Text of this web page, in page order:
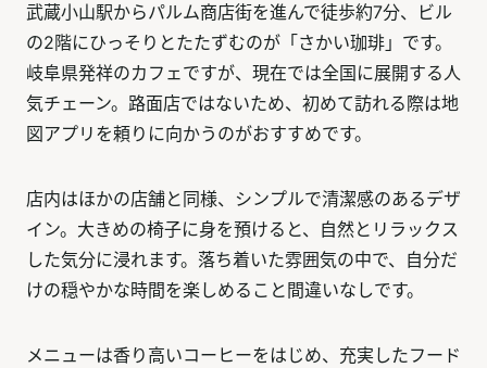
武蔵小山駅からパルム商店街を進んで徒歩約7分、ビル
の2階にひっそりとたたずむのが「さかい珈琲」です。
岐阜県発祥のカフェですが、現在では全国に展開する人
気チェーン。路面店ではないため、初めて訪れる際は地
図アプリを頼りに向かうのがおすすめです。
店内はほかの店舗と同様、シンプルで清潔感のあるデザ
イン。大きめの椅子に身を預けると、自然とリラックス
した気分に浸れます。落ち着いた雰囲気の中で、自分だ
けの穏やかな時間を楽しめること間違いなしです。
メニューは香り高いコーヒーをはじめ、充実したフード